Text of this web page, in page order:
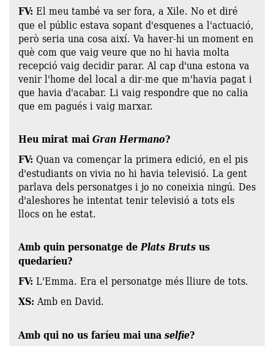
FV: El meu també va ser fora, a Xile. No et diré
que el públic estava sopant d'esquenes a l'actuació,
però seria una cosa així. Va haver-hi un moment en
què com que vaig veure que no hi havia molta
recepció vaig decidir parar. Al cap d'una estona va
venir l'home del local a dir-me que m'havia pagat i
que havia d'acabar. Li vaig respondre que no calia
que em pagués i vaig marxar.
Heu mirat maiGran Hermano?
FV: Quan va començar la primera edició, en el pis
d'estudiants on vivia no hi havia televisió. La gent
parlava dels personatges i jo no coneixia ningú. Des
d'aleshores he intentat tenir televisió a tots els
llocs on he estat.
Amb quin personatge dePlats Brutsus
quedaríeu?
FV: L'Emma. Era el personatge més lliure de tots.
XS: Amb en David.
Amb qui no us faríeu mai unaselfie?